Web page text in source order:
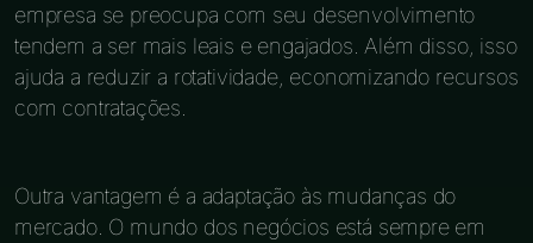
empresa se preocupa com seu desenvolvimento
tendem a ser mais leais e engajados. Além disso, isso
ajuda a reduzir a rotatividade, economizando recursos
com contratações.
Outra vantagem é a adaptação às mudanças do
mercado. O mundo dos negócios está sempre em